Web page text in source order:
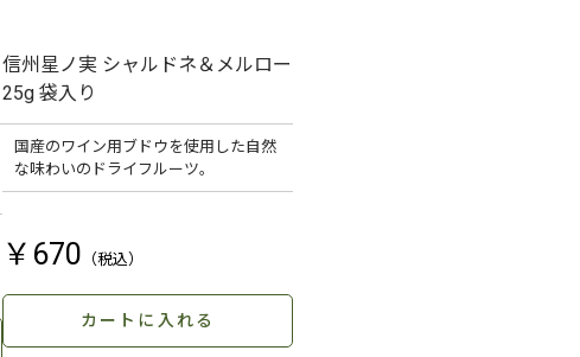
信州星ノ実 シャルドネ＆メルロー
25g 袋入り
国産のワイン用ブドウを使用した自然
な味わいのドライフルーツ。
￥670
カートに入れる